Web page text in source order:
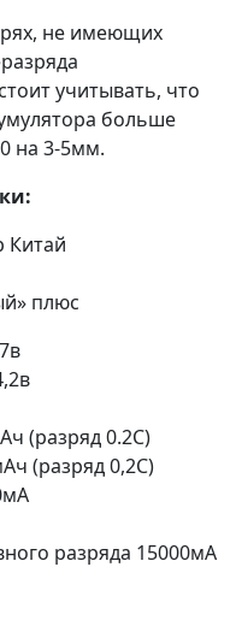
не имеющих
учитывать, что
больше
на 3-5мм.
Китай
плюс
(разряд 0.2C)
(разряд 0,2С)
разряда 15000мА